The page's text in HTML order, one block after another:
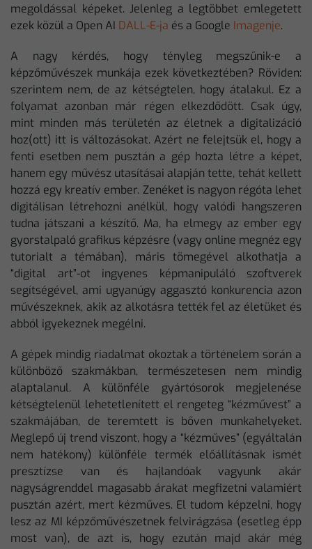
megoldással képeket. Jelenleg a legtöbbet emlegetett
ezek közül a Open AI DALL-E-ja és a Google Imagenje.
A nagy kérdés, hogy tényleg megszűnik-e a
képzőművészek munkája ezek következtében? Röviden:
szerintem nem, de az kétségtelen, hogy átalakul. Ez a
folyamat azonban már régen elkezdődött. Csak úgy,
mint minden más területén az életnek a digitalizáció
hoz(ott) itt is változásokat. Azért ne felejtsük el, hogy a
fenti esetben nem pusztán a gép hozta létre a képet,
hanem egy művész utasításai alapján tette, tehát kellett
hozzá egy kreatív ember. Zenéket is nagyon régóta lehet
digitálisan létrehozni anélkül, hogy valódi hangszeren
tudna játszani a készítő. Ma, ha elmegy az ember egy
gyorstalpaló grafikus képzésre (vagy online megnéz egy
tutorialt a témában), máris tömegével alkothatja a
“digital art”-ot ingyenes képmanipuláló szoftverek
segítségével, ami ugyanúgy aggasztó konkurencia azon
művészeknek, akik az alkotásra tették fel az életüket és
abból igyekeznek megélni.
A gépek mindig riadalmat okoztak a történelem során a
különböző szakmákban, természetesen nem mindig
alaptalanul. A különféle gyártósorok megjelenése
kétségtelenül lehetetlenített el rengeteg “kézművest” a
szakmájában, de teremtett is bőven munkahelyeket.
Meglepő új trend viszont, hogy a “kézműves” (egyáltalán
nem hatékony) különféle termék előállításnak ismét
presztízse van és hajlandóak vagyunk akár
nagyságrenddel magasabb árakat megfizetni valamiért
pusztán azért, mert kézműves. El tudom képzelni, hogy
lesz az MI képzőművészetnek felvirágzása (esetleg épp
most van), de azt is, hogy ezután majd akár még